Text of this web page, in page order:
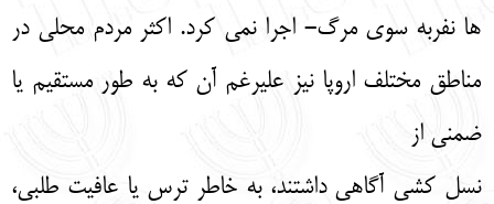
ها نفربه سوی مرگ- اجرا نمی کرد. اکثر مردم محلی در
مناطق مختلف اروپا نیز علیرغم آن که به طور مستقیم یا
ضمنی از
نسل کشی آگاهی داشتند، به خاطر ترس یا عافیت طلبی،